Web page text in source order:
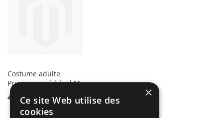
Costume adulte
Princesse médiéval M
47,79 €
×
Ce site Web utilise des
cookies